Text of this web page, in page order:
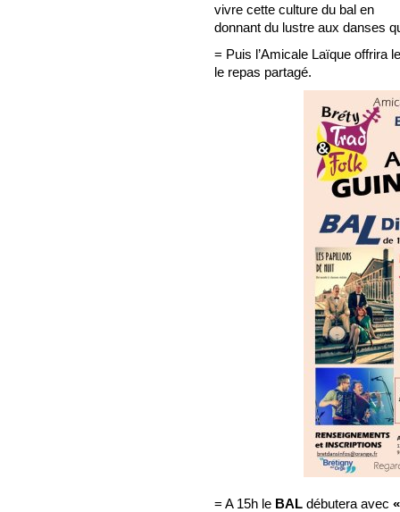
vivre cette culture du bal en
donnant du lustre aux danses
= Puis l’Amicale Laïque offrira
le repas partagé.
= A 15h le BAL débutera avec